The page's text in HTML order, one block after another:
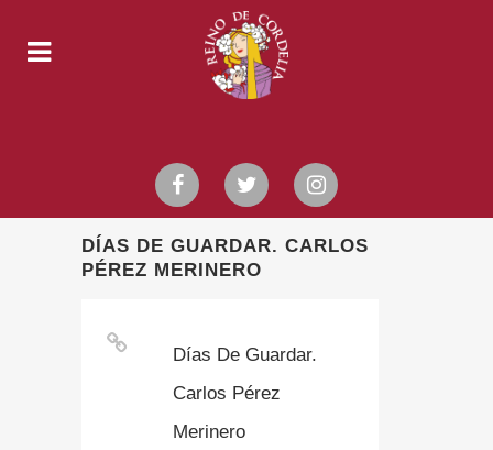
DÍAS DE GUARDAR. CARLOS
PÉREZ MERINERO
Días De Guardar.
Carlos Pérez
Merinero